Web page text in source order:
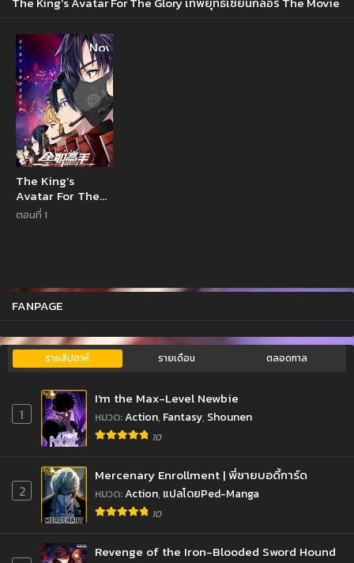
Novel
The King’s
Avatar For The
Glory เทพยุทธ์
ตอนที่ 1
FANPAGE
รายสัปดาห์ รายเดือน ตลอดกาล
1
I'm the Max-Level Newbie
หมวด:Action, Fantasy, Shounen
10
2
Mercenary Enrollment | พี่ชายบอดี้การ์ด
หมวด:Action, แปลโดยPed-Manga
10
Revenge of the Iron-Blooded Sword Hound